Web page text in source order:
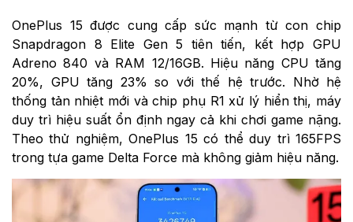
OnePlus 15 được cung cấp sức mạnh từ con chip
Snapdragon 8 Elite Gen 5 tiên tiến, kết hợp GPU
Adreno 840 và RAM 12/16GB. Hiệu năng CPU tăng
20%, GPU tăng 23% so với thế hệ trước. Nhờ hệ
thống tản nhiệt mới và chip phụ R1 xử lý hiển thị, máy
duy trì hiệu suất ổn định ngay cả khi chơi game nặng.
Theo thử nghiệm, OnePlus 15 có thể duy trì 165FPS
trong tựa game Delta Force mà không giảm hiệu năng.